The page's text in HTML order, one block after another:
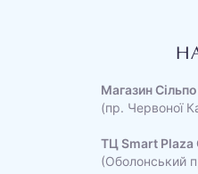
Магазин
(пр. Червоної
ТЦ Smart Plaza
(Оболонський